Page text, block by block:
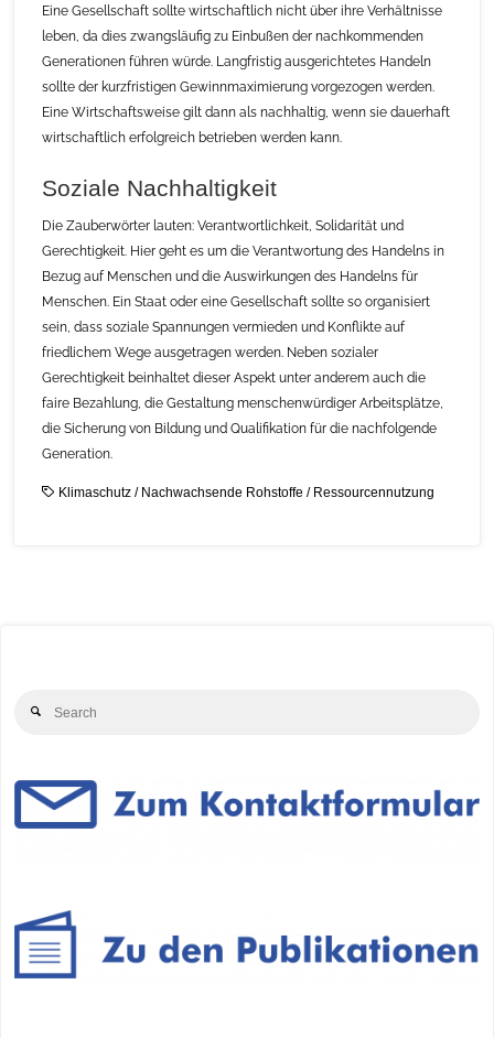
Eine Gesellschaft sollte wirtschaftlich nicht über ihre Verhältnisse
leben, da dies zwangsläufig zu Einbußen der nachkommenden
Generationen führen würde. Langfristig ausgerichtetes Handeln
sollte der kurzfristigen Gewinnmaximierung vorgezogen werden.
Eine Wirtschaftsweise gilt dann als nachhaltig, wenn sie dauerhaft
wirtschaftlich erfolgreich betrieben werden kann.
Soziale Nachhaltigkeit
Die Zauberwörter lauten: Verantwortlichkeit, Solidarität und
Gerechtigkeit. Hier geht es um die Verantwortung des Handelns in
Bezug auf Menschen und die Auswirkungen des Handelns für
Menschen. Ein Staat oder eine Gesellschaft sollte so organisiert
sein, dass soziale Spannungen vermieden und Konflikte auf
friedlichem Wege ausgetragen werden. Neben sozialer
Gerechtigkeit beinhaltet dieser Aspekt unter anderem auch die
faire Bezahlung, die Gestaltung menschenwürdiger Arbeitsplätze,
die Sicherung von Bildung und Qualifikation für die nachfolgende
Generation.
Klimaschutz/ Nachwachsende Rohstoffe / Ressourcennutzung
Search